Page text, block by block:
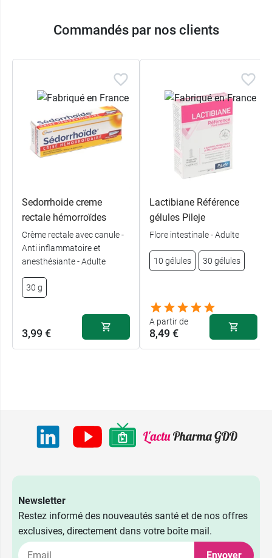
Commandés par nos clients
Sedorrhoide creme
rectale hémorroïdes
Crème rectale avec canule -
Anti inflammatoire et
anesthésiante - Adulte
30 g
3,99 €
Lactibiane Référence
gélules Pileje
Flore intestinale - Adulte
10 gélules 30 gélules
A partir de
8,49 €
Newsletter
Restez informé des nouveautés santé et de nos offres
exclusives, directement dans votre boîte mail.
Envoyer